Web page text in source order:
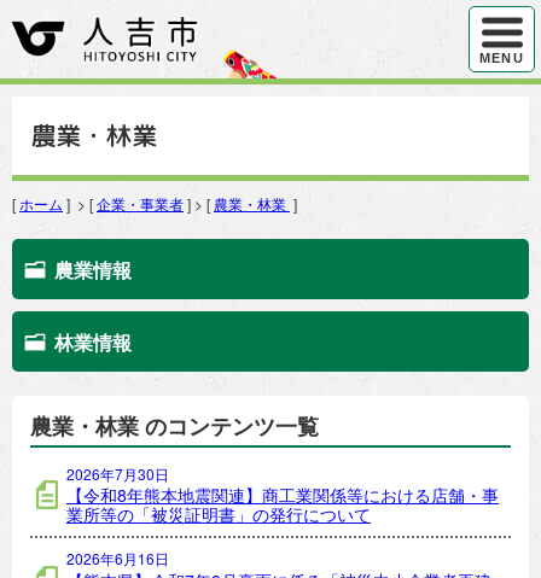
ハンバ
MENU
農業・林業
[ ホーム ] > [企業・事業者] > [ 農業・林業 ]
農業情報
林業情報
農業・林業 のコンテンツ一覧
2026年7月30日
【令和8年熊本地震関連】商工業関係等における店舗・事
業所等の「被災証明書」の発行について
2026年6月16日